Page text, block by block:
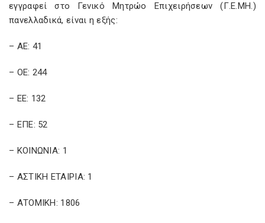
εγγραφεί στο Γενικό Μητρώο Επιχειρήσεων (Γ.Ε.ΜΗ.)
πανελλαδικά, είναι η εξής:
– ΑΕ: 41
– ΟΕ: 244
– ΕΕ: 132
– ΕΠΕ: 52
– ΚΟΙΝΩΝΙΑ: 1
– ΑΣΤΙΚΗ ΕΤΑΙΡΙΑ: 1
– ΑΤΟΜΙΚΗ: 1806